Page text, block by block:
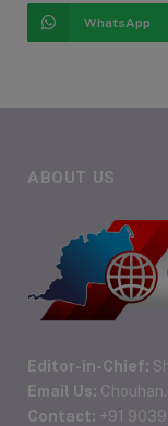
WhatsApp
ABOUT US
Editor-in-Chief:
Email Us:
Contact: +91